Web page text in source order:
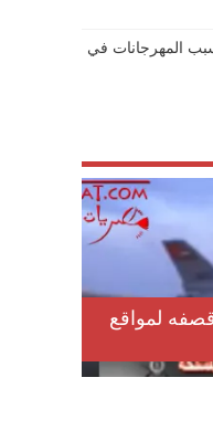
المهرجانات في
لمواقع